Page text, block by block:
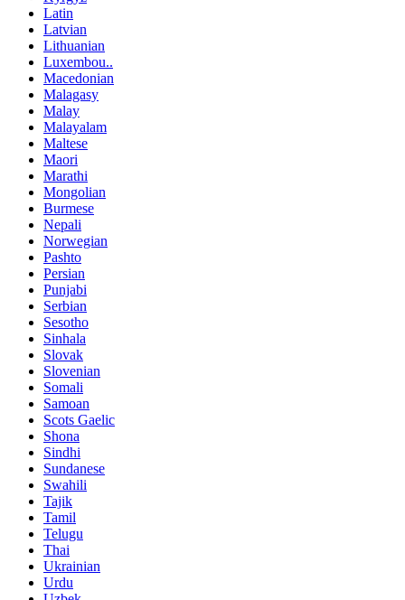
Latin
Latvian
Lithuanian
Luxembou..
Macedonian
Malagasy
Malay
Malayalam
Maltese
Maori
Marathi
Mongolian
Burmese
Nepali
Norwegian
Pashto
Persian
Punjabi
Serbian
Sesotho
Sinhala
Slovak
Slovenian
Somali
Samoan
Scots Gaelic
Shona
Sindhi
Sundanese
Swahili
Tajik
Tamil
Telugu
Thai
Ukrainian
Urdu